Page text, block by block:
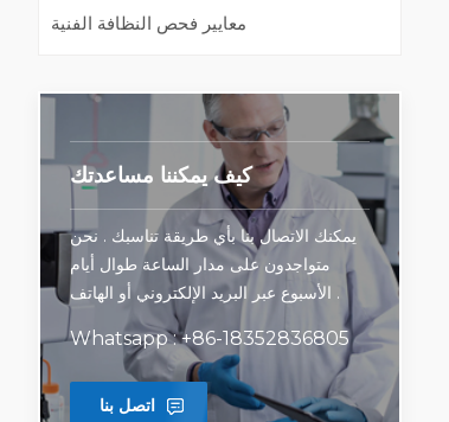
معايير فحص النظافة الفنية
كيف يمكننا مساعدتك
يمكنك الاتصال بنا بأي طريقة تناسبك . نحن
متواجدون على مدار الساعة طوال أيام
الأسبوع عبر البريد الإلكتروني أو الهاتف .
Whatsapp : +86-18352836805
اتصل بنا